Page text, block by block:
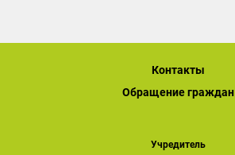
Контакты
Обращение граждан
Учредитель